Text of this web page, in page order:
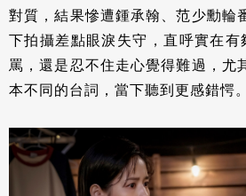
對質，結果慘遭鍾承翰、范少勳輪
下拍攝差點眼淚失守，直呼實在有
罵，還是忍不住走心覺得難過，尤
本不同的台詞，當下聽到更感錯愕